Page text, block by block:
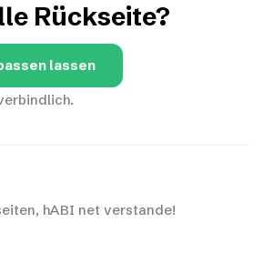
Rückseite?
lassen
, hABI net verstande!